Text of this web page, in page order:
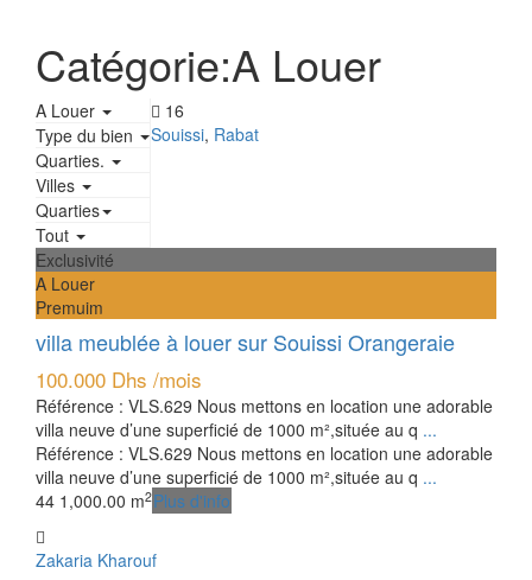
Catégorie:A Louer
A Louer
Type du bien
Quarties.
Villes
Quarties
Tout
16
Souissi, Rabat
Exclusivité
A Louer
Premuim
villa meublée à louer sur Souissi Orangeraie
100.000 Dhs /mois
Référence : VLS.629 Nous mettons en location une adorable
villa neuve d’une superficié de 1000 m²,située au q ...
Référence : VLS.629 Nous mettons en location une adorable
villa neuve d’une superficié de 1000 m²,située au q ...
44 1,000.00 m2Plus d'info
Zakaria Kharouf